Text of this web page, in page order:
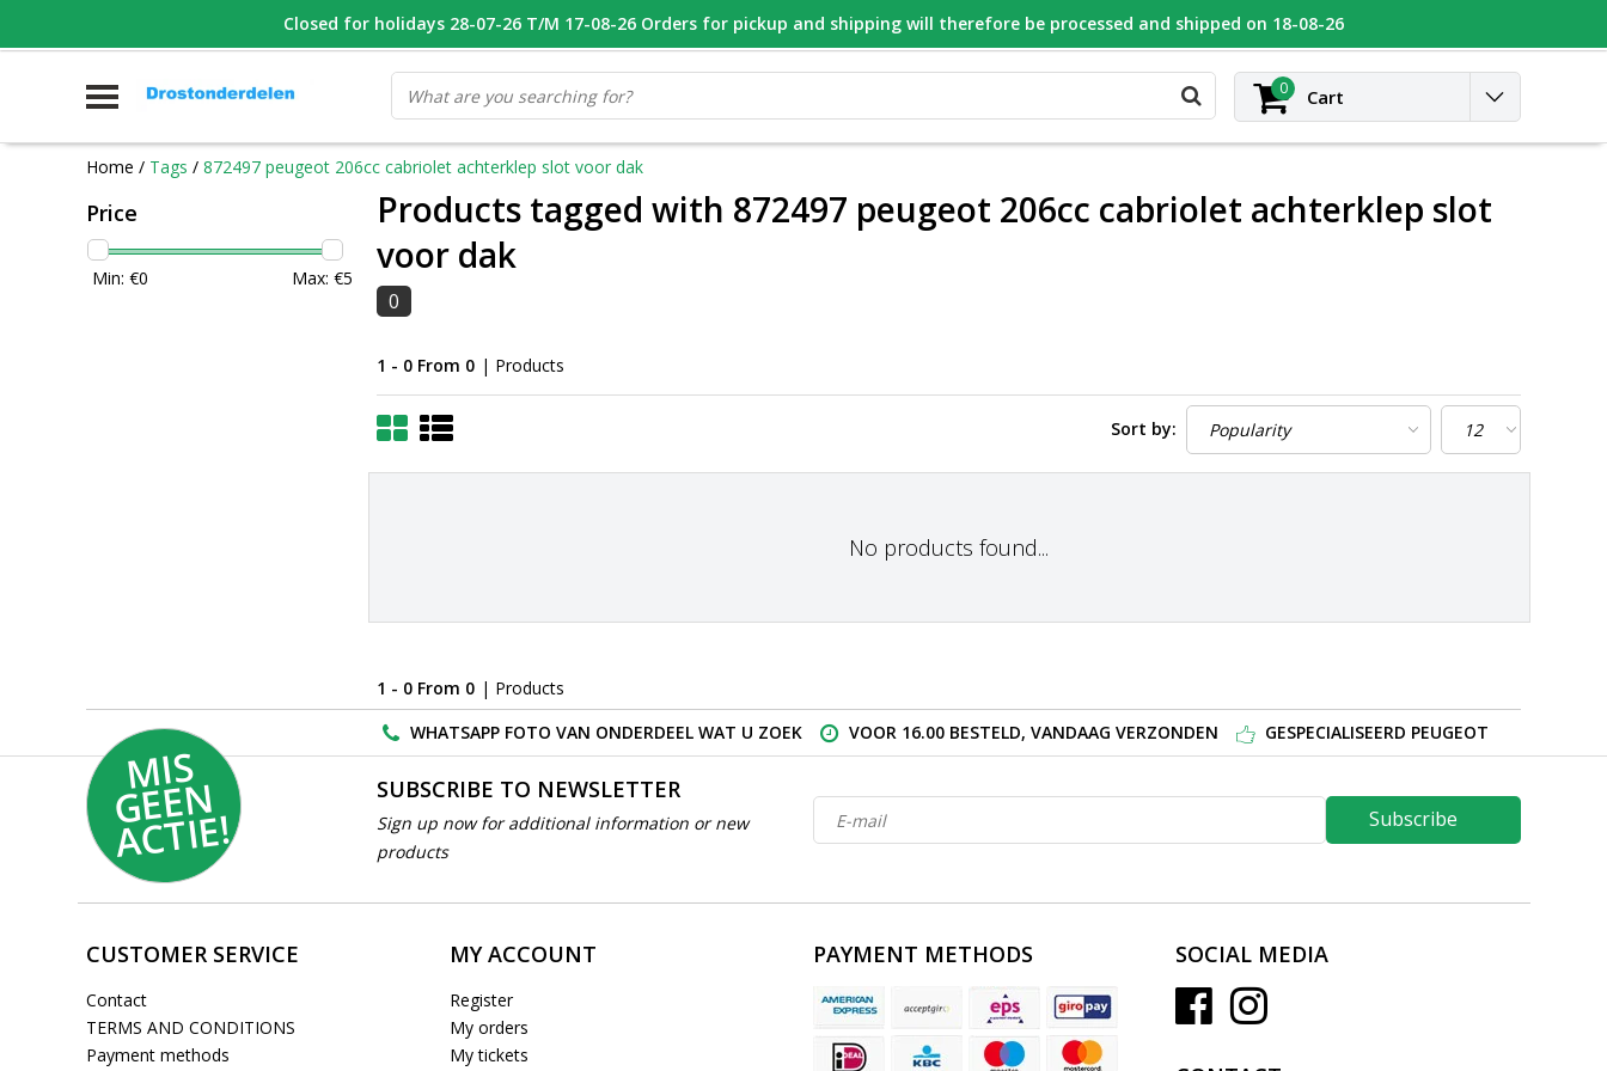
WHATSAPP FOTO VAN ONDERDEEL WAT U ZOEK VOOR 16.00 BESTELD, VANDAAG VERZONDEN GESPECIALISEERD PEUGEOT
0 Cart
Home / Tags / 872497 peugeot 206cc cabriolet achterklep slot voor dak
Price
Min: €0 Max: €5
Products tagged with 872497 peugeot 206cc cabriolet achterklep slot
voor dak
0
1 - 0 From 0 | Products
Sort by:
No products found...
1 - 0 From 0 | Products
WHATSAPP FOTO VAN ONDERDEEL WAT U ZOEK
VOOR 16.00 BESTELD, VANDAAG VERZONDEN GESPECIALISEERD PEUGEOT
MI
S
G
E
E
N
A
C
TI
E!
SUBSCRIBE TO NEWSLETTER
Sign up now for additional information or new
products
Subscribe
CUSTOMER SERVICE
Contact
TERMS AND CONDITIONS
Payment methods
MY ACCOUNT
Register
My orders
My tickets
PAYMENT METHODS SOCIAL MEDIA
Closed for holidays 28-07-26 T/M 17-08-26 Orders for pickup and shipping will therefore be processed and shipped on 18-08-26